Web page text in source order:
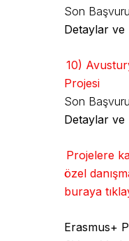
Son
Detaylar
10)
Projesi
Son
Detaylar
Projelere
özel
buraya
Erasmus+